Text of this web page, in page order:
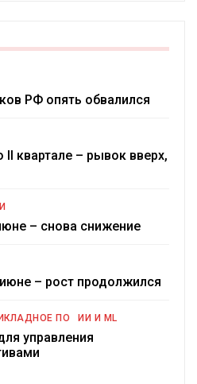
РФ опять обвалился
квартале – рывок вверх,
– снова снижение
– рост продолжился
ПО ИИ И ML
управления